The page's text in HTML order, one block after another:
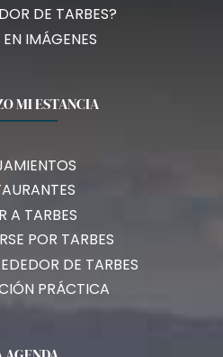
DE TARBES?
IMÁGENES
MI ESTANCIA
A TARBES
POR TARBES
DE TARBES
PRÁCTICA